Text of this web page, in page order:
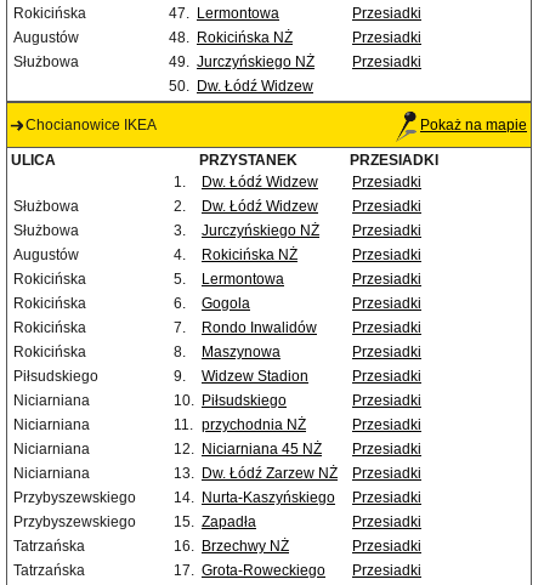
Rokicińska
47. Lermontowa
Przesiadki
Augustów
48. Rokicińska NŻ
Przesiadki
Służbowa
49. Jurczyńskiego NŻ
Przesiadki
50. Dw. Łódź Widzew
Chocianowice IKEA Pokaż na mapie
ULICA PRZYSTANEK
PRZESIADKI
1.
Dw. Łódź Widzew
Przesiadki
Służbowa
2. Dw. Łódź Widzew
Przesiadki
Służbowa
3. Jurczyńskiego NŻ
Przesiadki
Augustów
4. Rokicińska NŻ
Przesiadki
Rokicińska
5. Lermontowa
Przesiadki
Rokicińska
6. Gogola
Przesiadki
Rokicińska
7. Rondo Inwalidów
Przesiadki
Rokicińska
8. Maszynowa
Przesiadki
Piłsudskiego
9. Widzew Stadion
Przesiadki
Niciarniana
10. Piłsudskiego
Przesiadki
Niciarniana
11. przychodnia NŻ
Przesiadki
Niciarniana
12. Niciarniana 45 NŻ
Przesiadki
Niciarniana
13. Dw. Łódź Zarzew NŻ
Przesiadki
Przybyszewskiego
14. Nurta-Kaszyńskiego
Przesiadki
Przybyszewskiego
15. Zapadła
Przesiadki
Tatrzańska
16. Brzechwy NŻ
Przesiadki
Tatrzańska
17. Grota-Roweckiego
Przesiadki